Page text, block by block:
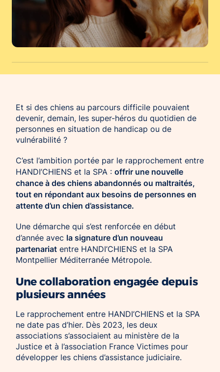
Chien d’assistance pour personne
épileptique
CHIENS À MISSION COLLECTIVE
social
Chien d’assistance à la réussite scolaire
Je deviens mécène ou partenaire
Ils nous soutiennent
Je m’engage / j’engage mes collaborateurs
Je lance une collecte
Et si des chiens au parcours difficile pouvaient
devenir, demain, les super-héros du quotidien de
personnes en situation de handicap ou de
vulnérabilité ?
C’est l’ambition portée par le rapprochement entre
HANDI’CHIENS et la SPA : offrir une nouvelle
chance à des chiens abandonnés ou maltraités,
tout en répondant aux besoins de personnes en
attente d’un chien d’assistance.
Une démarche qui s’est renforcée en début
d’année avec la signature d’un nouveau
partenariat entre HANDI’CHIENS et la SPA
Montpellier Méditerranée Métropole.
Une collaboration engagée depuis
plusieurs années
Le rapprochement entre HANDI’CHIENS et la SPA
ne date pas d’hier. Dès 2023, les deux
associations s’associaient au ministère de la
Justice et à l’association France Victimes pour
développer les chiens d’assistance judiciaire.